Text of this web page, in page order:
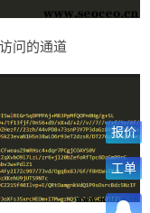
问的通道
报价
工单